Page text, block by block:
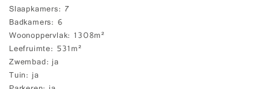
Slaapkamers 7
Badkamers 6
Woonoppervlak 1308m²
Leefruimte 531m²
Zwembad ja
Tuin ja